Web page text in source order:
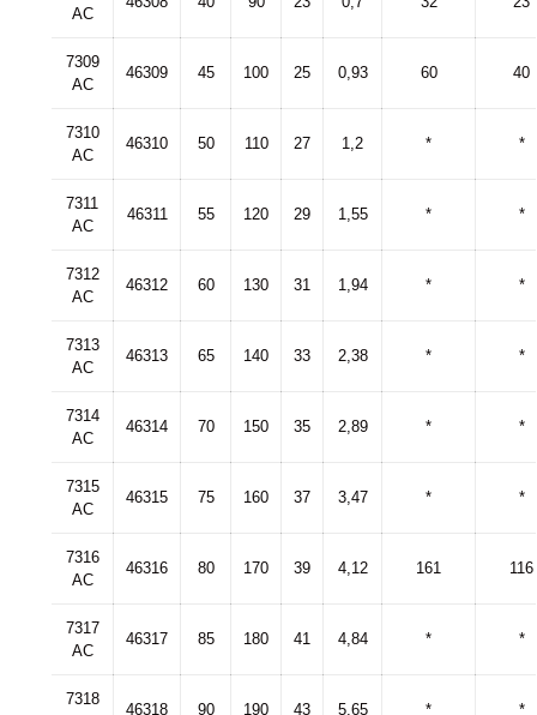
AC
7309
AC
46309 45 100 25 0,93 60 40
7310
AC
46310 50 110 27 1,2 * *
7311
AC
46311 55 120 29 1,55 * *
7312
AC
46312 60 130 31 1,94 * *
7313
AC
46313 65 140 33 2,38 * *
7314
AC
46314 70 150 35 2,89 * *
7315
AC
46315 75 160 37 3,47 * *
7316
AC
46316 80 170 39 4,12 161 116
7317
AC
46317 85 180 41 4,84 * *
7318
46318 90 190 43 5,65 * *